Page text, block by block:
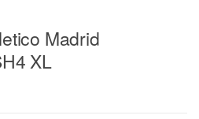
Madrid
XL